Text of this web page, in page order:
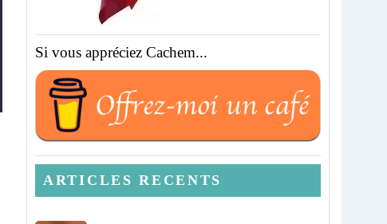
Si vous appréciez Cachem...
ARTICLES RECENTS